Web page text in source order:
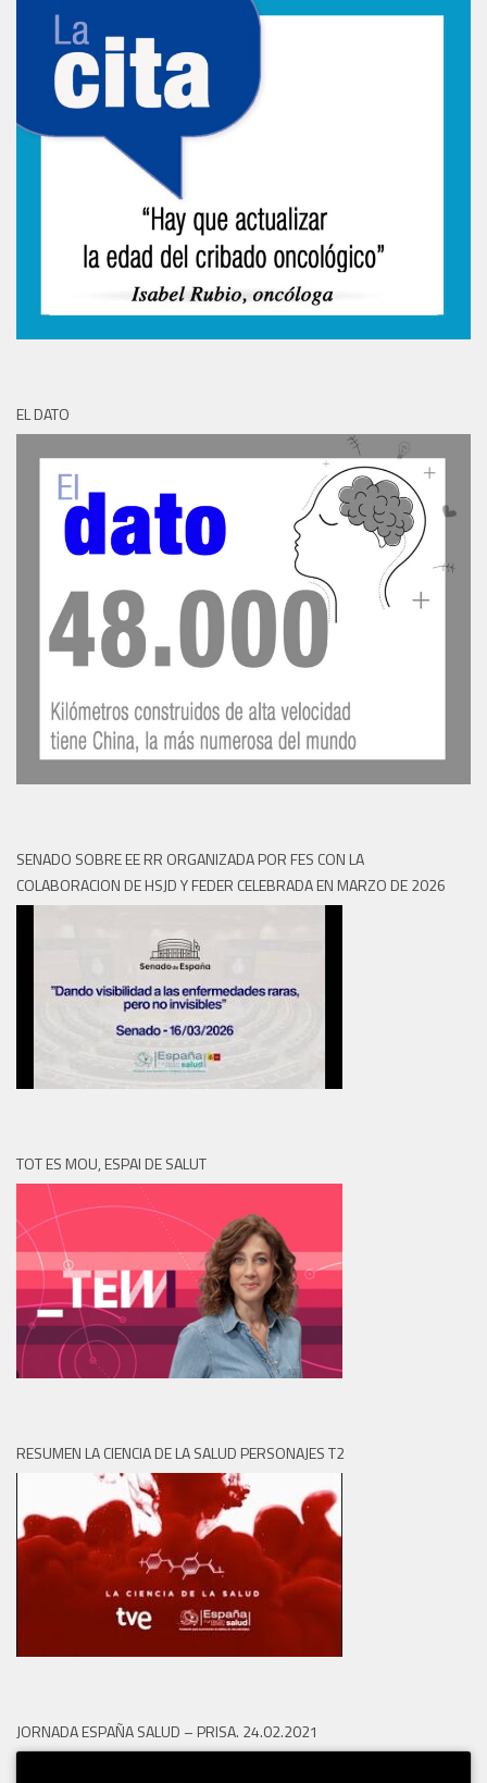
EL DATO
SENADO SOBRE EE RR ORGANIZADA POR FES CON LA
COLABORACION DE HSJD Y FEDER CELEBRADA EN MARZO DE 2026
TOT ES MOU, ESPAI DE SALUT
RESUMEN LA CIENCIA DE LA SALUD PERSONAJES T2
JORNADA ESPAÑA SALUD – PRISA. 24.02.2021